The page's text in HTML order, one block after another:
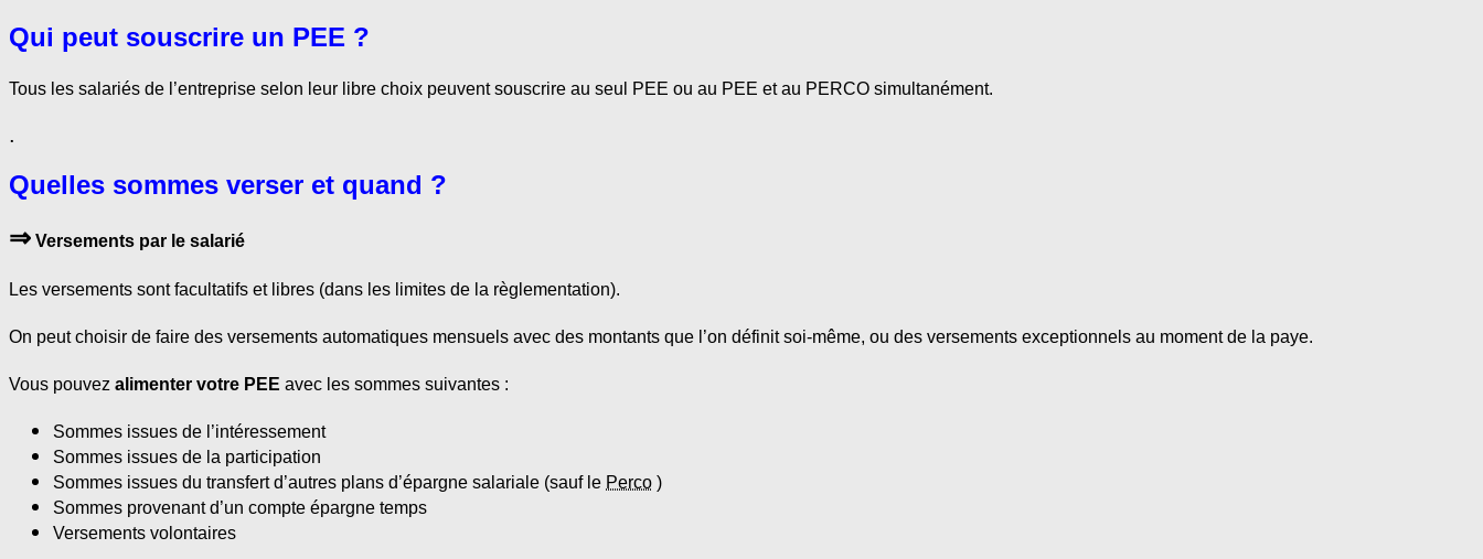
Qui peut souscrire un PEE ?
Tous les salariés de l’entreprise selon leur libre choix peuvent souscrire au seul PEE ou au PEE et au PERCO simultanément.
.
Quelles sommes verser et quand ?
⇒ Versements par le salarié
Les versements sont facultatifs et libres (dans les limites de la règlementation).
On peut choisir de faire des versements automatiques mensuels avec des montants que l’on définit soi-même, ou des versements exceptionnels au moment de la paye.
Vous pouvez alimenter votre PEE avec les sommes suivantes :
Sommes issues de l’intéressement
Sommes issues de la participation
Sommes issues du transfert d’autres plans d’épargne salariale (sauf le Perco )
Sommes provenant d’un compte épargne temps
Versements volontaires